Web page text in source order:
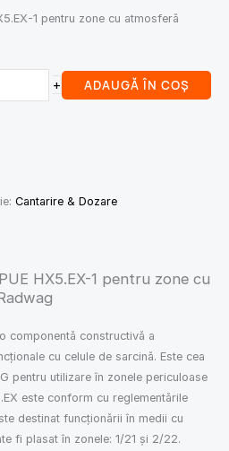
1 pentru zone cu atmosferă
+ ADAUGĂ ÎN COȘ
Cantarire & Dozare
HX5.EX-1 pentru zone cu
componentă constructivă a
cu celule de sarcină. Este cea
pentru utilizare în zonele periculoase
este conform cu reglementările
destinat funcționării în medii cu
fi plasat în zonele: 1/21 și 2/22.